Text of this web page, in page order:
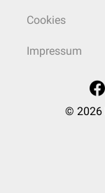
Cookies
Impressum
© 2026